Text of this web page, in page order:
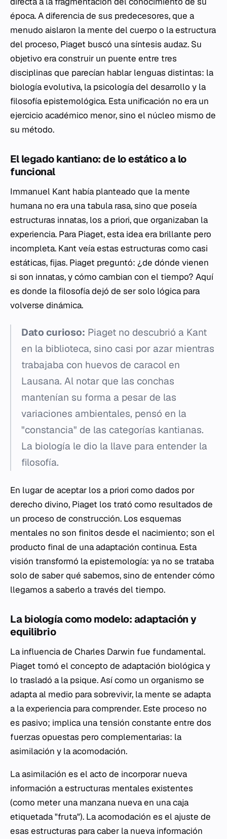
época. A diferencia de sus predecesores, que a
menudo aislaron la mente del cuerpo o la estructura
del proceso, Piaget buscó una síntesis audaz. Su
objetivo era construir un puente entre tres
disciplinas que parecían hablar lenguas distintas: la
biología evolutiva, la psicología del desarrollo y la
filosofía epistemológica. Esta unificación no era un
ejercicio académico menor, sino el núcleo mismo de
su método.
El legado kantiano: de lo estático a lo
funcional
Immanuel Kant había planteado que la mente
humana no era una tabula rasa, sino que poseía
estructuras innatas, los a priori, que organizaban la
experiencia. Para Piaget, esta idea era brillante pero
incompleta. Kant veía estas estructuras como casi
estáticas, fijas. Piaget preguntó: ¿de dónde vienen
si son innatas, y cómo cambian con el tiempo? Aquí
es donde la filosofía dejó de ser solo lógica para
volverse dinámica.
Dato curioso: Piaget no descubrió a Kant
en la biblioteca, sino casi por azar mientras
trabajaba con huevos de caracol en
Lausana. Al notar que las conchas
mantenían su forma a pesar de las
variaciones ambientales, pensó en la
"constancia" de las categorías kantianas.
La biología le dio la llave para entender la
filosofía.
En lugar de aceptar los a priori como dados por
derecho divino, Piaget los trató como resultados de
un proceso de construcción. Los esquemas
mentales no son finitos desde el nacimiento; son el
producto final de una adaptación continua. Esta
visión transformó la epistemología: ya no se trataba
solo de saberqué sabemos, sino de entendercómo
llegamos a saberlo a través del tiempo.
La biología como modelo: adaptación y
equilibrio
La influencia de Charles Darwin fue fundamental.
Piaget tomó el concepto de adaptación biológica y
lo trasladó a la psique. Así como un organismo se
adapta al medio para sobrevivir, la mente se adapta
a la experiencia para comprender. Este proceso no
es pasivo; implica una tensión constante entre dos
fuerzas opuestas pero complementarias: la
asimilación y la acomodación.
La asimilación es el acto de incorporar nueva
información a estructuras mentales existentes
(como meter una manzana nueva en una caja
etiquetada "fruta"). La acomodación es el ajuste de
esas estructuras para caber la nueva información